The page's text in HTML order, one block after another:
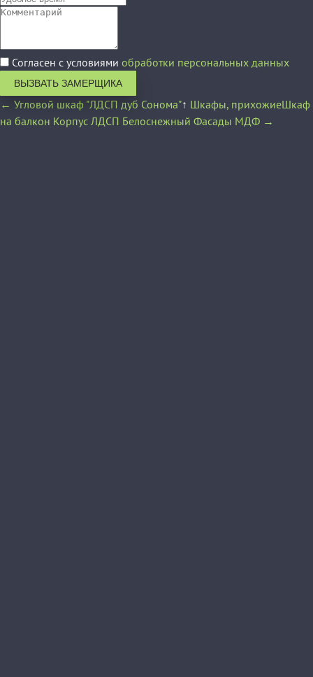
Согласен с условиями обработки персональных данных
ВЫЗВАТЬ ЗАМЕРЩИКА
← Угловой шкаф "ЛДСП дуб Сонома"↑ Шкафы, прихожиеШкаф
на балкон Корпус ЛДСП Белоснежный Фасады МДФ →